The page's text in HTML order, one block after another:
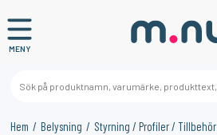
MENY
Hem Belysning Styrning / Profiler / Tillbehör